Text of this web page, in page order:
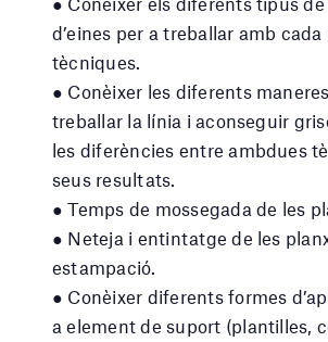
d’eines per a treballar amb cada
tècniques.
● Conèixer les diferents
treballar la línia i aconseguir
les diferències entre ambdues
seus resultats.
● Temps de mossegada de les
● Neteja i entintatge de les
estampació.
● Conèixer diferents formes
a element de suport (plantilles,